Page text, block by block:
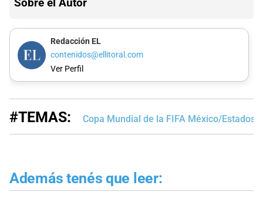
Redacción EL
contenidos@ellitoral.com
Ver Perfil
#TEMAS: Copa Mundial de la FIFA México/Estados
Además tenés que leer: